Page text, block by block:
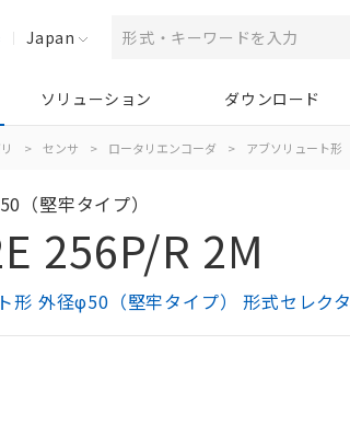
Japan
ソリューション ダウンロード
> センサ > ロータリエンコーダ > アブソリュート形
（堅牢タイプ）
256P/R 2M
形 外径φ50（堅牢タイプ） 形式セレクタ